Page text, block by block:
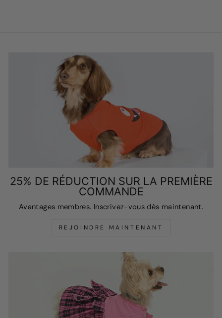
25% DE RÉDUCTION SUR LA PREMIÈRE
COMMANDE
Avantages membres. Inscrivez-vous dès maintenant.
REJOINDRE MAINTENANT